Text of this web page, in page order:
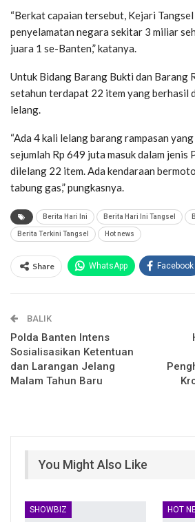
“Berkat capaian tersebut, Kejari
penyelamatan negara sekitar 3 miliar
juara 1 se-Banten,” katanya.
Untuk Bidang Barang Bukti dan Barang
setahun terdapat 22 item yang berhasil
lelang.
“Ada 4 kali lelang barang rampasan
sejumlah Rp 649 juta masuk dalam jenis
dilelang 22 item. Ada kendaraan
tabung gas,” pungkasnya.
Berita Hari Ini Berita Hari Ini Tangsel
Berita Terkini Tangsel Hot news
Share WhatsApp Facebook
Telegram
BALIK
Polda Banten Intens
Sosialisasikan Ketentuan
dan Larangan Jelang
Malam Tahun Baru
You Might Also Like
SHOWBIZ HOT